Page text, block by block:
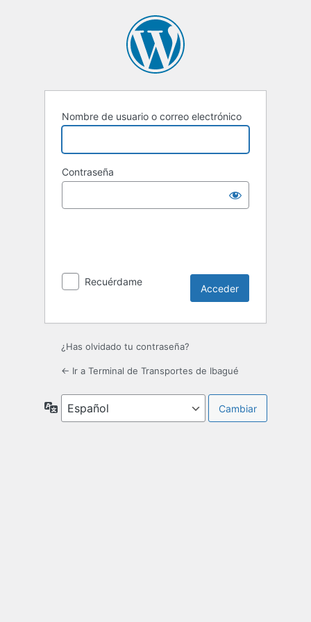
Nombre de usuario o correo electrónico
Contraseña
Recuérdame
¿Has olvidado tu contraseña?
← Ir a Terminal de Transportes de Ibagué
Idioma